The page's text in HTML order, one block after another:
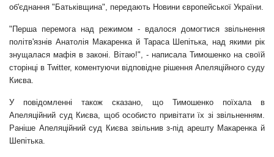
об'єднання "Батьківщина", передають Новини європейської України.
"Перша перемога над режимом - вдалося домогтися звільнення
політв'язнів Анатолія Макаренка й Тараса Шепітька, над якими рік
знущалася мафія в законі. Вітаю!", - написала Тимошенко на своїй
сторінці в Twitter, коментуючи відповідне рішення Апеляційного суду
Києва.
У повідомленні також сказано, що Тимошенко поїхала в
Апеляційний суд Києва, щоб особисто привітати їх зі звільненням.
Раніше Апеляційний суд Києва звільнив з-під арешту Макаренка й
Шепітька.